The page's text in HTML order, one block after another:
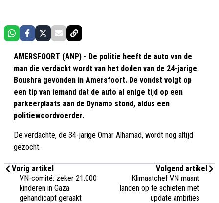
AMERSFOORT (ANP) - De politie heeft de auto van de
man die verdacht wordt van het doden van de 24-jarige
Boushra gevonden in Amersfoort. De vondst volgt op
een tip van iemand dat de auto al enige tijd op een
parkeerplaats aan de Dynamo stond, aldus een
politiewoordvoerder.
De verdachte, de 34-jarige Omar Alhamad, wordt nog altijd
gezocht.
Vorig artikel
VN-comité: zeker 21.000
kinderen in Gaza
gehandicapt geraakt
Volgend artikel
Klimaatchef VN maant
landen op te schieten met
update ambities